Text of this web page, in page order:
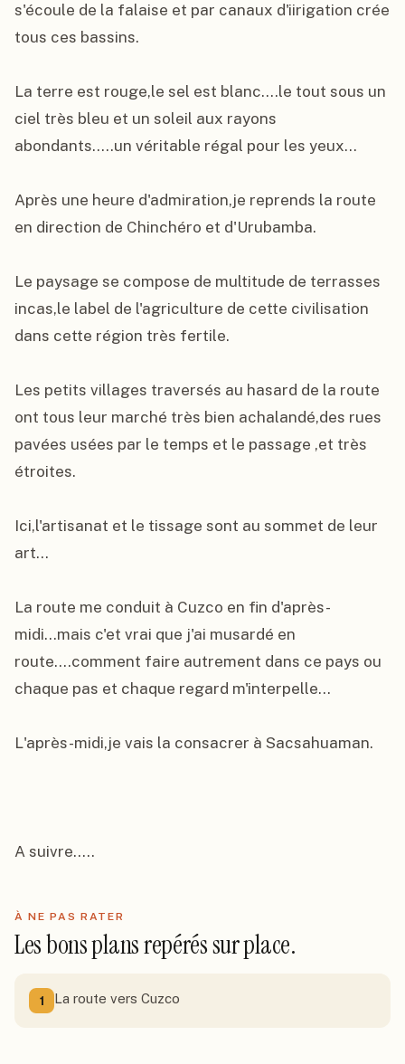
s'écoule de la falaise et par canaux d'iirigation crée
tous ces bassins.
La terre est rouge,le sel est blanc....le tout sous un
ciel très bleu et un soleil aux rayons
abondants.....un véritable régal pour les yeux...
Après une heure d'admiration,je reprends la route
en direction de Chinchéro et d'Urubamba.
Le paysage se compose de multitude de terrasses
incas,le label de l'agriculture de cette civilisation
dans cette région très fertile.
Les petits villages traversés au hasard de la route
ont tous leur marché très bien achalandé,des rues
pavées usées par le temps et le passage ,et très
étroites.
Ici,l'artisanat et le tissage sont au sommet de leur
art...
La route me conduit à Cuzco en fin d'après-
midi...mais c'et vrai que j'ai musardé en
route....comment faire autrement dans ce pays ou
chaque pas et chaque regard m'interpelle...
L'après-midi,je vais la consacrer à Sacsahuaman.
A suivre.....
À NE PAS RATER
Les bons plans repérés sur place.
1 La route vers Cuzco